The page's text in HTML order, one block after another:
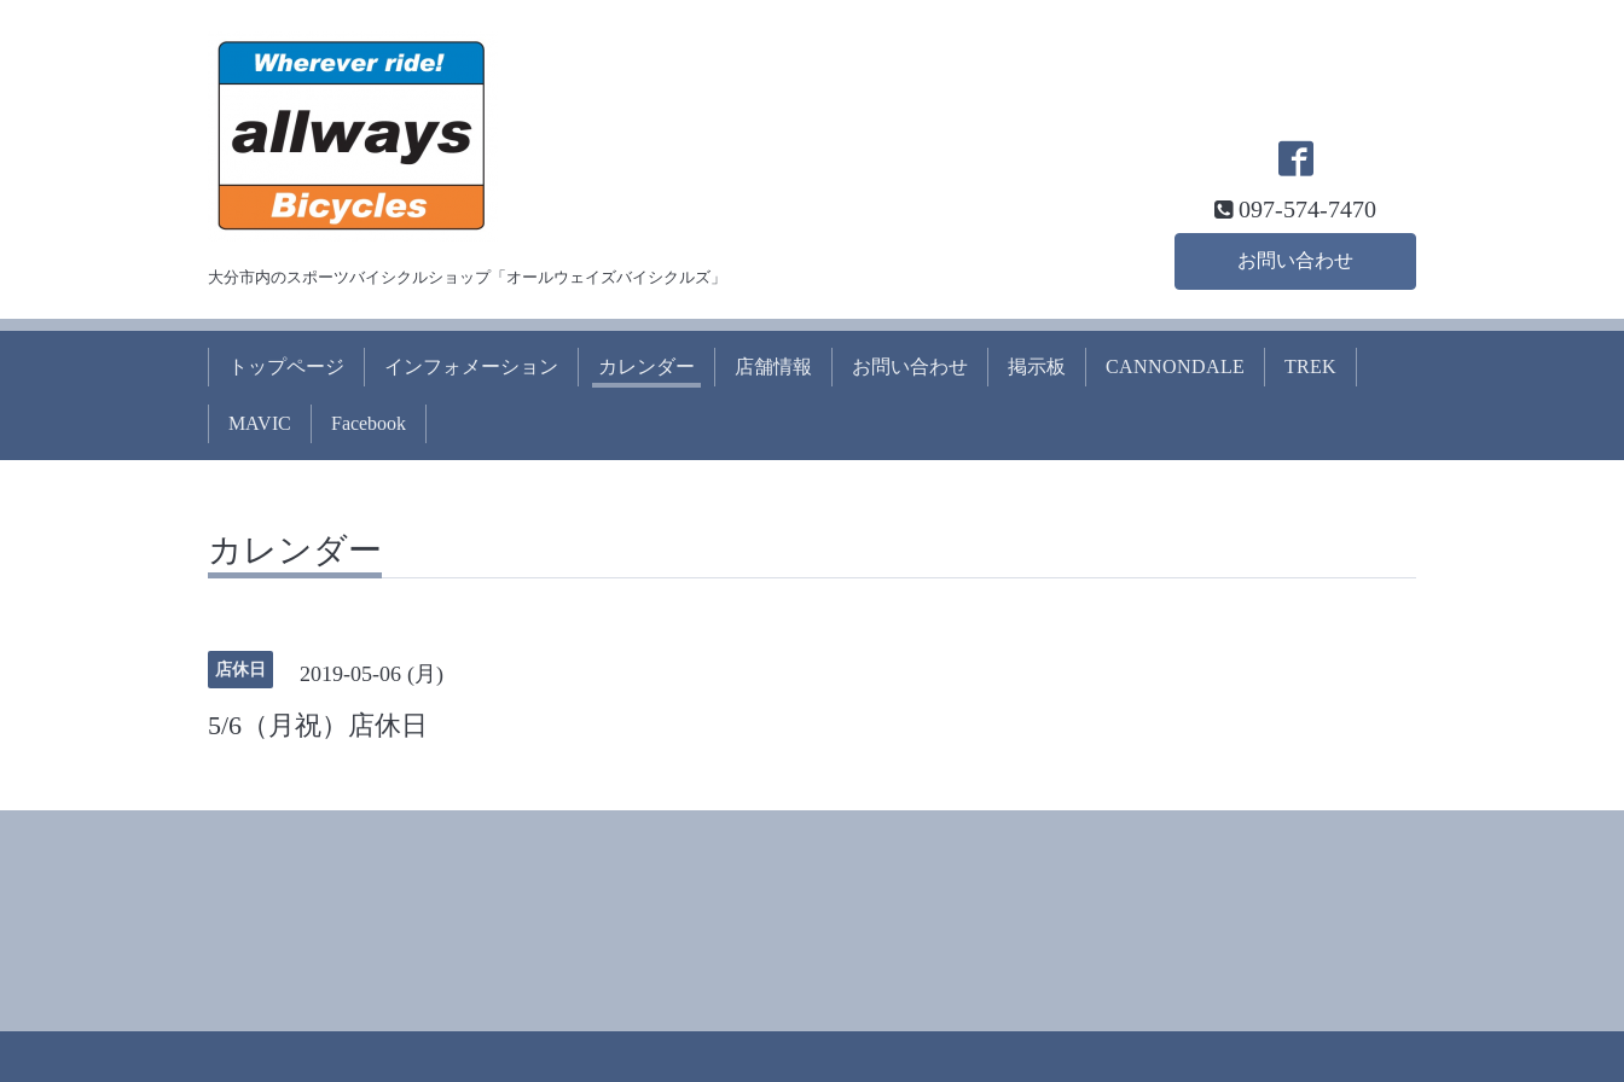
大分市内のスポーツバイシクルショップ「オールウェイズバイシクルズ」
097-574-7470
お問い合わせ
トップページ インフォメーション カレンダー 店舗情報 お問い合わせ 掲示板 CANNONDALE TREK
MAVIC Facebook
カレンダー
店休日 2019-05-06 (月)
5/6（月祝）店休日